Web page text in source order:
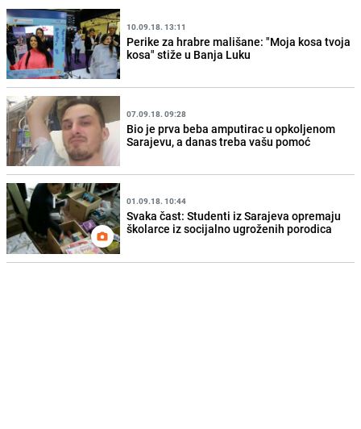
10.09.18. 13:11
Perike za hrabre mališane: "Moja kosa tvoja
kosa" stiže u Banja Luku
07.09.18. 09:28
Bio je prva beba amputirac u opkoljenom
Sarajevu, a danas treba vašu pomoć
01.09.18. 10:44
Svaka čast: Studenti iz Sarajeva opremaju
školarce iz socijalno ugroženih porodica